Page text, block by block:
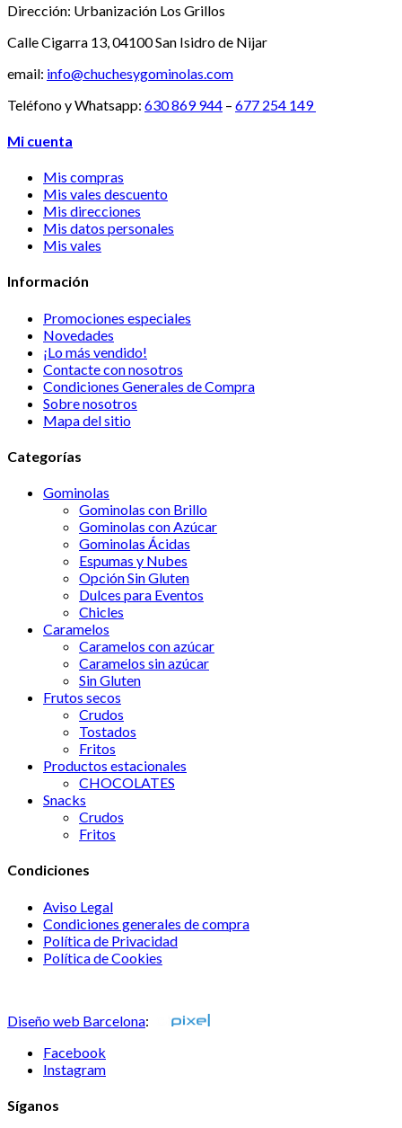
Dirección: Urbanización Los Grillos
Calle Cigarra 13, 04100 San Isidro de Nijar
email: info@chuchesygominolas.com
Teléfono y Whatsapp: 630 869 944 – 677 254 149
Mi cuenta
Mis compras
Mis vales descuento
Mis direcciones
Mis datos personales
Mis vales
Información
Promociones especiales
Novedades
¡Lo más vendido!
Contacte con nosotros
Condiciones Generales de Compra
Sobre nosotros
Mapa del sitio
Categorías
Gominolas
Gominolas con Brillo
Gominolas con Azúcar
Gominolas Ácidas
Espumas y Nubes
Opción Sin Gluten
Dulces para Eventos
Chicles
Caramelos
Caramelos con azúcar
Caramelos sin azúcar
Sin Gluten
Frutos secos
Crudos
Tostados
Fritos
Productos estacionales
CHOCOLATES
Snacks
Crudos
Fritos
Condiciones
Aviso Legal
Condiciones generales de compra
Política de Privacidad
Política de Cookies
Diseño web Barcelona:
Facebook
Instagram
Síganos